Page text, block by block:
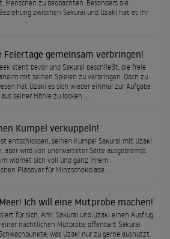
Menschen zu beobachten. Besonders die
zwischen Sakurai und Uzaki hat es ihr
Feiertage gemeinsam verbringen!
steht bevor und Sakurai beschließt, die freie
mit seinen Spielen zu verbringen. Doch zu
hat Uzaki es sich wieder einmal zur Aufgabe
seiner Höhle zu locken …
Kumpel verkuppeln!
entschlossen, seinen Kumpel Sakurai mit Uzaki
aber wird von unerwarteter Seite ausgebremst.
widmet sich voll und ganz ihrem
Plädoyer für Minzschokolade …
Ich will eine Mutprobe machen!
für sich, Ami, Sakurai und Uzaki einen Ausflug
einer nächtlichen Mutprobe offenbart Sakurai
was Uzaki nur zu gerne ausnutzt.